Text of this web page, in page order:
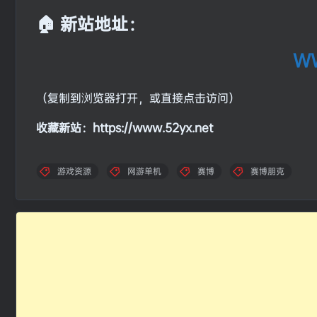
🏠 新站地址：
（复制到浏览器打开，或直接点击访问）
收藏新站：https://www.52yx.net
游戏资源 网游单机 赛博 赛博朋克